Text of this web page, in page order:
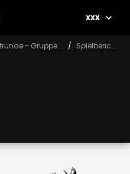
xxx
Hauptrunde - Gruppe A Spielbericht